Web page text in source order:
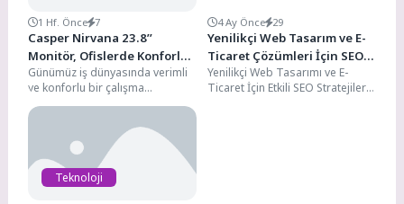
1 Hf. Önce 7
Casper Nirvana 23.8’’
Monitör, Ofislerde Konforlu
ve Kesintisiz Çalışmayı
Destekliyor
Günümüz iş dünyasında verimli
ve konforlu bir çalışma
deneyimi, kullanılan teknolojik
ekipmanların kalitesiyle
doğrudan ilişkili....
4 Ay Önce 29
Yenilikçi Web Tasarım ve E-
Ticaret Çözümleri İçin SEO
Stratejileri
Yenilikçi Web Tasarımı ve E-
Ticaret İçin Etkili SEO Stratejileri
Teknoloji